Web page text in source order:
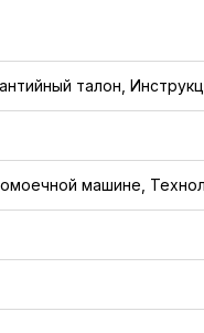
талон,
машине,